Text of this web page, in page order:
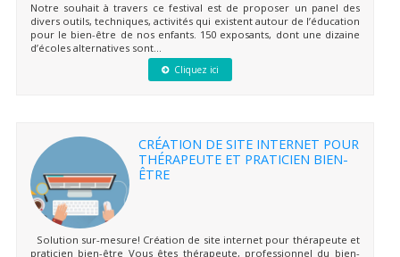
Notre souhait à travers ce festival est de proposer un panel des
divers outils, techniques, activités qui existent autour de l’éducation
pour le bien-être de nos enfants. 150 exposants, dont une dizaine
d’écoles alternatives sont...
Cliquez ici
CRÉATION DE SITE INTERNET POUR
THÉRAPEUTE ET PRATICIEN BIEN-
ÊTRE
Solution sur-mesure! Création de site internet pour thérapeute et
praticien bien-être Vous êtes thérapeute, professionnel du bien-